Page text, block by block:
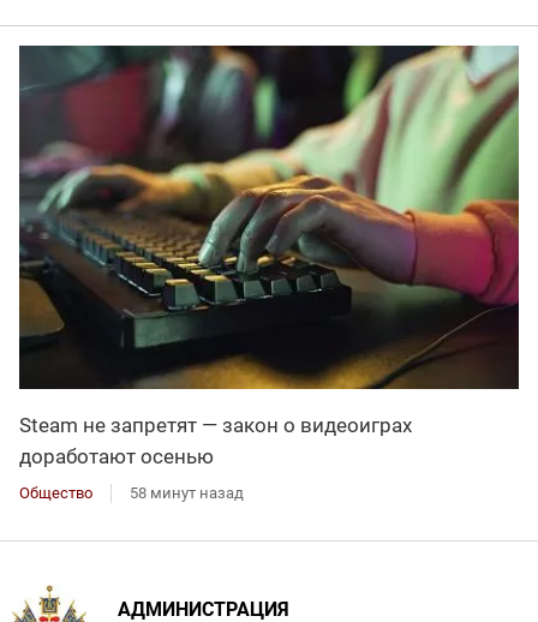
Steam не запретят — закон о видеоиграх
доработают осенью
Общество 58 минут назад
АДМИНИСТРАЦИЯ